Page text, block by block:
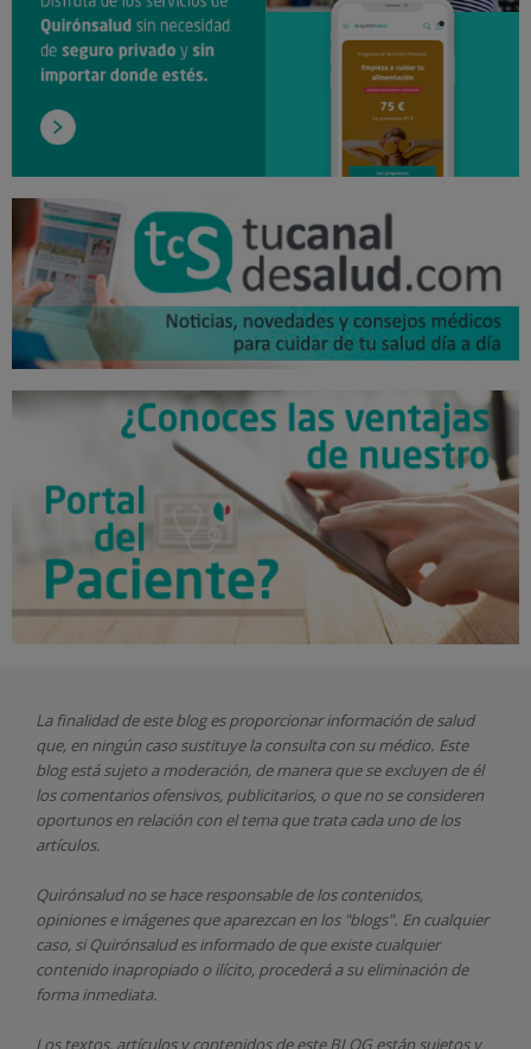
La finalidad de este blog es proporcionar información de salud
que, en ningún caso sustituye la consulta con su médico. Este
blog está sujeto a moderación, de manera que se excluyen de él
los comentarios ofensivos, publicitarios, o que no se consideren
oportunos en relación con el tema que trata cada uno de los
artículos.
Quirónsaludno se hace responsable de los contenidos,
opiniones e imágenes que aparezcan en los "blogs". En cualquier
caso, si Quirónsaludes informado de que existe cualquier
contenido inapropiado o ilícito, procederá a su eliminación de
forma inmediata.
Los textos, artículos y contenidos de este BLOG están sujetos y